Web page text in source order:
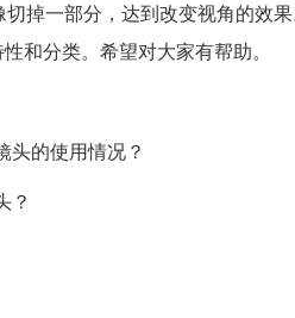
掉一部分，达到改变视角的效
和分类。希望对大家有帮助。
头的使用情况？
？